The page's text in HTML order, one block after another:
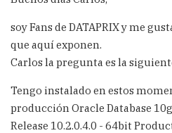
soy Fans de DATAPRIX y me
que aquí exponen.
Carlos la pregunta es la
Tengo instalado en estos
producción Oracle Database 10g
Release 10.2.0.4.0 - 64bit